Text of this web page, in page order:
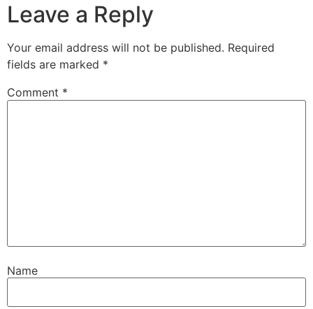
Leave a Reply
Your email address will not be published. Required
fields are marked *
Comment *
Name